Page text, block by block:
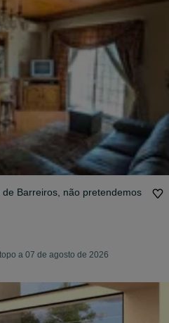
Barreiros, não pretendemos
a 07 de agosto de 2026